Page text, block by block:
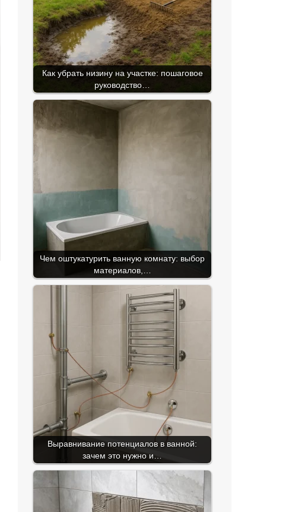
Как убрать низину на участке: пошаговое
руководство…
Чем оштукатурить ванную комнату: выбор
материалов,…
Выравнивание потенциалов в ванной:
зачем это нужно и…